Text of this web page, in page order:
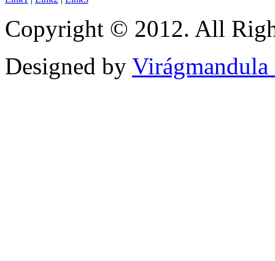
Copyright © 2012. All
Designed by